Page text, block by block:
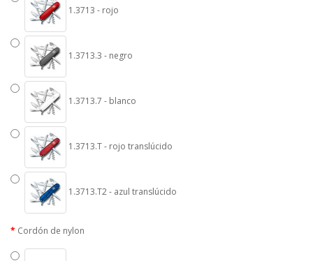
1.3713 - rojo
1.3713.3 - negro
1.3713.7 - blanco
1.3713.T - rojo translúcido
1.3713.T2 - azul translúcido
Cordón de nylon